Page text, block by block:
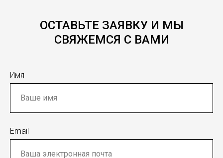
ОСТАВЬТЕ ЗАЯВКУ И МЫ
СВЯЖЕМСЯ С ВАМИ
Имя
Email